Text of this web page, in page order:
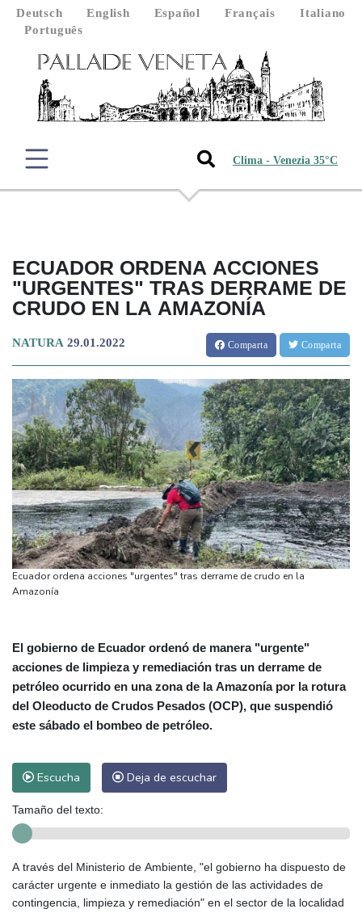
Deutsch English Español Français
Italiano
Português
Clima - Venezia 35°C
ECUADOR ORDENA ACCIONES
"URGENTES" TRAS DERRAME DE
CRUDO EN LA AMAZONÍA
NATURA 29.01.2022 Comparta Comparta
Ecuador ordena acciones "urgentes" tras derrame de crudo en la
Amazonía
El gobierno de Ecuador ordenó de manera "urgente"
acciones de limpieza y remediación tras un derrame de
petróleo ocurrido en una zona de la Amazonía por la rotura
del Oleoducto de Crudos Pesados (OCP), que suspendió
este sábado el bombeo de petróleo.
Escucha Deja de escuchar
Tamaño del texto:
A través del Ministerio de Ambiente, "el gobierno ha dispuesto de
carácter urgente e inmediato la gestión de las actividades de
contingencia, limpieza y remediación" en el sector de la localidad